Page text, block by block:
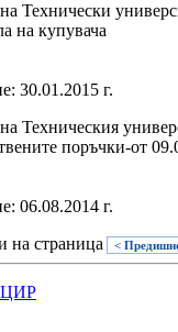
Технически
на купувача
30.01.2015 г.
Техническия
поръчки-от
06.08.2014 г.
на страница
<
ЦИР